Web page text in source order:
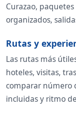
Curazao,
organizados,
Rutas y
Las rutas más
hoteles, visitas,
comparar número
incluidas y ritmo